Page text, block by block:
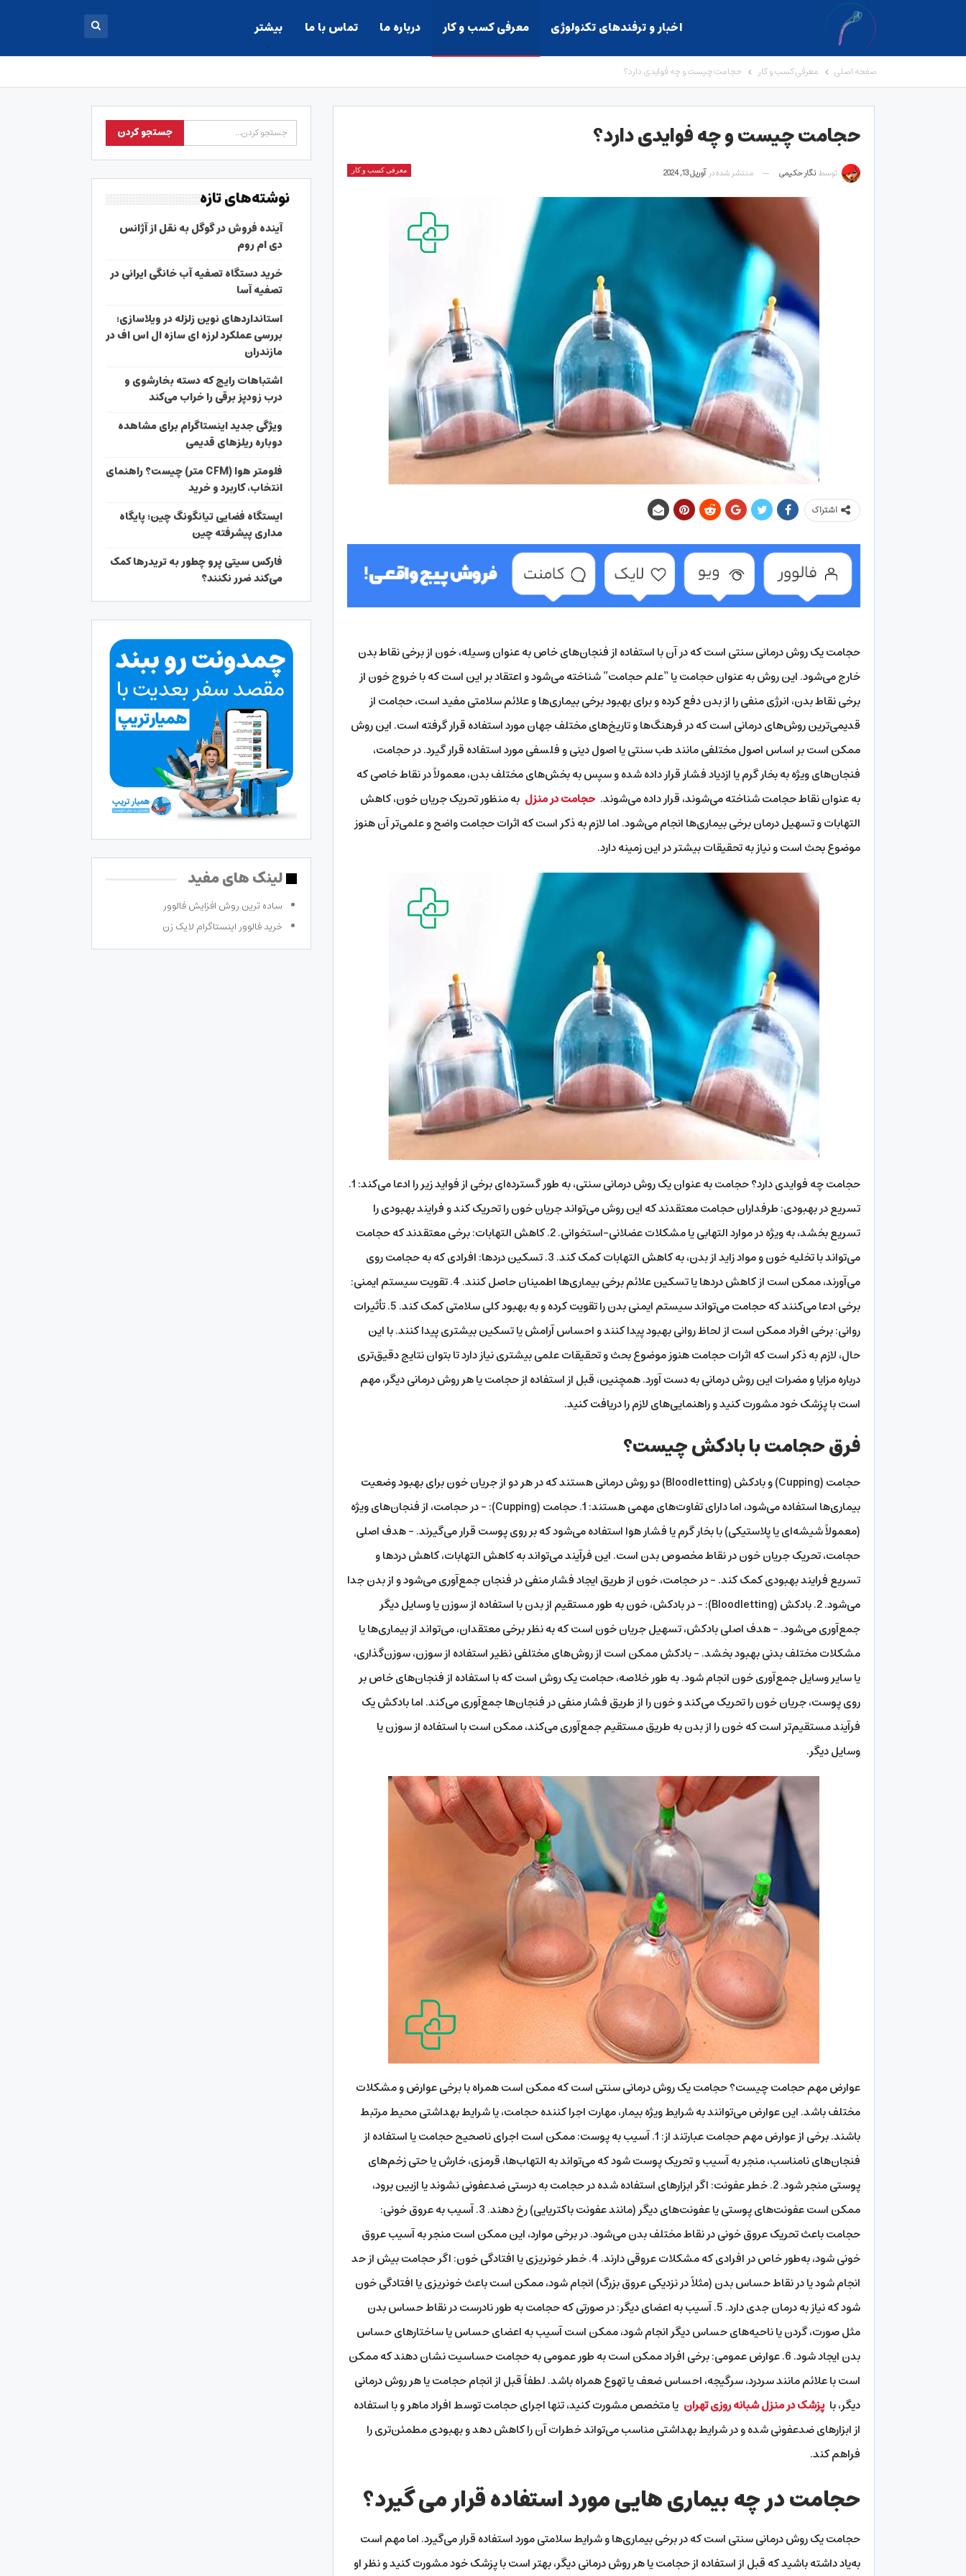
اخبار و ترفندهای تکنولوژی معرفی کسب و کار درباره ما تماس با ما بیشتر
صفحه اصلی معرفی کسب و کار حجامت چیست و چه فوایدی دارد؟
حجامت چیست و چه فوایدی دارد؟
معرفی کسب و کار توسط نگار حکیمی منتشر شده در آوریل 13, 2024
اشتراک
حجامت یک روش درمانی سنتی است که در آن با استفاده از فنجان‌های خاص به عنوان وسیله، خون از برخی نقاط بدن
خارج می‌شود. این روش به عنوان حجامت یا “علم حجامت” شناخته می‌شود و اعتقاد بر این است که با خروج خون از
برخی نقاط بدن، انرژی منفی را از بدن دفع کرده و برای بهبود برخی بیماری‌ها و علائم سلامتی مفید است، حجامت از
قدیمی‌ترین روش‌های درمانی است که در فرهنگ‌ها و تاریخ‌های مختلف جهان مورد استفاده قرار گرفته است. این روش
ممکن است بر اساس اصول مختلفی مانند طب سنتی یا اصول دینی و فلسفی مورد استفاده قرار گیرد. در حجامت،
فنجان‌های ویژه به بخار گرم یا ازدیاد فشار قرار داده شده و سپس به بخش‌های مختلف بدن، معمولاً در نقاط خاصی که
به عنوان نقاط حجامت شناخته می‌شوند، قرار داده می‌شوند.حجامت در منزل به منظور تحریک جریان خون، کاهش
التهابات و تسهیل درمان برخی بیماری‌ها انجام می‌شود. اما لازم به ذکر است که اثرات حجامت واضح و علمی‌تر آن هنوز
موضوع بحث است و نیاز به تحقیقات بیشتر در این زمینه دارد.
حجامت چه فوایدی دارد؟ حجامت به عنوان یک روش درمانی سنتی، به طور گسترده‌ای برخی از فواید زیر را ادعا می‌کند: 1.
تسریع در بهبودی: طرفداران حجامت معتقدند که این روش می‌تواند جریان خون را تحریک کند و فرایند بهبودی را
تسریع بخشد، به ویژه در موارد التهابی یا مشکلات عضلانی-استخوانی. 2. کاهش التهابات: برخی معتقدند که حجامت
می‌تواند با تخلیه خون و مواد زاید از بدن، به کاهش التهابات کمک کند. 3. تسکین دردها: افرادی که به حجامت روی
می‌آورند، ممکن است از کاهش دردها یا تسکین علائم برخی بیماری‌ها اطمینان حاصل کنند. 4. تقویت سیستم ایمنی:
برخی ادعا می‌کنند که حجامت می‌تواند سیستم ایمنی بدن را تقویت کرده و به بهبود کلی سلامتی کمک کند. 5. تأثیرات
روانی: برخی افراد ممکن است از لحاظ روانی بهبود پیدا کنند و احساس آرامش یا تسکین بیشتری پیدا کنند. با این
حال، لازم به ذکر است که اثرات حجامت هنوز موضوع بحث و تحقیقات علمی بیشتری نیاز دارد تا بتوان نتایج دقیق‌تری
درباره مزایا و مضرات این روش درمانی به دست آورد. همچنین، قبل از استفاده از حجامت یا هر روش درمانی دیگر، مهم
است با پزشک خود مشورت کنید و راهنمایی‌های لازم را دریافت کنید.
فرق حجامت با بادکش چیست؟
حجامت (Cupping) و بادکش (Bloodletting) دو روش درمانی هستند که در هر دو از جریان خون برای بهبود وضعیت
بیماری‌ها استفاده می‌شود، اما دارای تفاوت‌های مهمی هستند: 1. حجامت (Cupping): – در حجامت، از فنجان‌های ویژه
(معمولاً شیشه‌ای یا پلاستیکی) با بخار گرم یا فشار هوا استفاده می‌شود که بر روی پوست قرار می‌گیرند. – هدف اصلی
حجامت، تحریک جریان خون در نقاط مخصوص بدن است. این فرآیند می‌تواند به کاهش التهابات، کاهش دردها و
تسریع فرایند بهبودی کمک کند. – در حجامت، خون از طریق ایجاد فشار منفی در فنجان جمع‌آوری می‌شود و از بدن جدا
می‌شود. 2. بادکش (Bloodletting): – در بادکش، خون به طور مستقیم از بدن با استفاده از سوزن یا وسایل دیگر
جمع‌آوری می‌شود. – هدف اصلی بادکش، تسهیل جریان خون است که به نظر برخی معتقدان، می‌تواند از بیماری‌ها یا
مشکلات مختلف بدنی بهبود بخشد. – بادکش ممکن است از روش‌های مختلفی نظیر استفاده از سوزن، سوزن‌گذاری،
یا سایر وسایل جمع‌آوری خون انجام شود. به طور خلاصه، حجامت یک روش است که با استفاده از فنجان‌های خاص بر
روی پوست، جریان خون را تحریک می‌کند و خون را از طریق فشار منفی در فنجان‌ها جمع‌آوری می‌کند. اما بادکش یک
فرآیند مستقیم‌تر است که خون را از بدن به طریق مستقیم جمع‌آوری می‌کند، ممکن است با استفاده از سوزن یا
وسایل دیگر.
عوارض مهم حجامت چیست؟ حجامت یک روش درمانی سنتی است که ممکن است همراه با برخی عوارض و مشکلات
مختلف باشد. این عوارض می‌توانند به شرایط ویژه بیمار، مهارت اجرا کننده حجامت، یا شرایط بهداشتی محیط مرتبط
باشند. برخی از عوارض مهم حجامت عبارتند از: 1. آسیب به پوست: ممکن است اجرای ناصحیح حجامت یا استفاده از
فنجان‌های نامناسب، منجر به آسیب و تحریک پوست شود که می‌تواند به التهاب‌ها، قرمزی، خارش یا حتی زخم‌های
پوستی منجر شود. 2. خطر عفونت: اگر ابزارهای استفاده شده در حجامت به درستی ضدعفونی نشوند یا ازبین برود،
ممکن است عفونت‌های پوستی یا عفونت‌های دیگر (مانند عفونت باکتریایی) رخ دهند. 3. آسیب به عروق خونی:
حجامت باعث تحریک عروق خونی در نقاط مختلف بدن می‌شود. در برخی موارد، این ممکن است منجر به آسیب عروق
خونی شود، به‌طور خاص در افرادی که مشکلات عروقی دارند. 4. خطر خونریزی یا افتادگی خون: اگر حجامت بیش از حد
انجام شود یا در نقاط حساس بدن (مثلاً در نزدیکی عروق بزرگ) انجام شود، ممکن است باعث خونریزی یا افتادگی خون
شود که نیاز به درمان جدی دارد. 5. آسیب به اعضای دیگر: در صورتی که حجامت به طور نادرست در نقاط حساس بدن
مثل صورت، گردن یا ناحیه‌های حساس دیگر انجام شود، ممکن است آسیب به اعضای حساس یا ساختارهای حساس
بدن ایجاد شود. 6. عوارض عمومی: برخی افراد ممکن است به طور عمومی به حجامت حساسیت نشان دهند که ممکن
است با علائم مانند سردرد، سرگیجه، احساس ضعف یا تهوع همراه باشد. لطفاً قبل از انجام حجامت یا هر روش درمانی
دیگر، باپزشک در منزل شبانه روزی تهران یا متخصص مشورت کنید، تنها اجرای حجامت توسط افراد ماهر و با استفاده
از ابزارهای ضدعفونی شده و در شرایط بهداشتی مناسب می‌تواند خطرات آن را کاهش دهد و بهبودی مطمئن‌تری را
فراهم کند.
حجامت در چه بیماری هایی مورد استفاده قرار می گیرد؟
حجامت یک روش درمانی سنتی است که در برخی بیماری‌ها و شرایط سلامتی مورد استفاده قرار می‌گیرد. اما مهم است
به‌یاد داشته باشید که قبل از استفاده از حجامت یا هر روش درمانی دیگر، بهتر است با پزشک خود مشورت کنید و نظر او
نوشته‌های تازه
آینده فروش در گوگل به نقل از آژانس
دی ام روم
خرید دستگاه تصفیه آب خانگی ایرانی در
تصفیه آسا
استانداردهای نوین زلزله در ویلاسازی؛
بررسی عملکرد لرزه ای سازه ال اس اف در
مازندران
اشتباهات رایج که دسته بخارشوی و
درب زودپز برقی را خراب می‌کند
ویژگی جدید اینستاگرام برای مشاهده
دوباره ریلزهای قدیمی
فلومتر هوا (CFM متر) چیست؟ راهنمای
انتخاب، کاربرد و خرید
ایستگاه فضایی تیانگونگ چین؛ پایگاه
مداری پیشرفته چین
فارکس سیتی پرو چطور به تریدرها کمک
می‌کند ضرر نکنند؟
لینک های مفید
ساده ترین روش افزایش فالوور
خرید فالوور اینستاگرام لایک زن